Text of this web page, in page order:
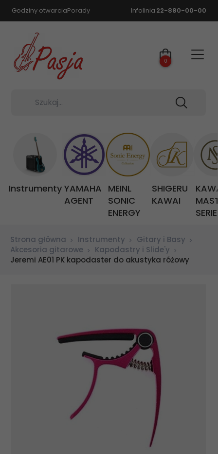
Godziny otwarciaPorady Infolinia 22-880-00-00
Szukaj...
0
Instrumenty YAMAHA
AGENT
MEINL
SONIC
ENERGY
SHIGERU
KAWAI
Strona główna Instrumenty
Gitary i Basy
Akcesoria gitarowe
Kapodastry i Slide'y
Jeremi AE01 PK kapodaster do akustyka różowy